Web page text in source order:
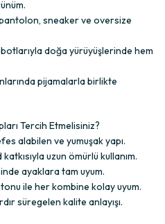
sneaker ve oversize
doğa yürüyüşlerinde hem
pijamalarla birlikte
Tercih Etmelisiniz?
alabilen ve yumuşak yapı.
uzun ömürlü kullanım.
ayaklara tam uyum.
ile her kombine kolay uyum.
süregelen kalite anlayışı.